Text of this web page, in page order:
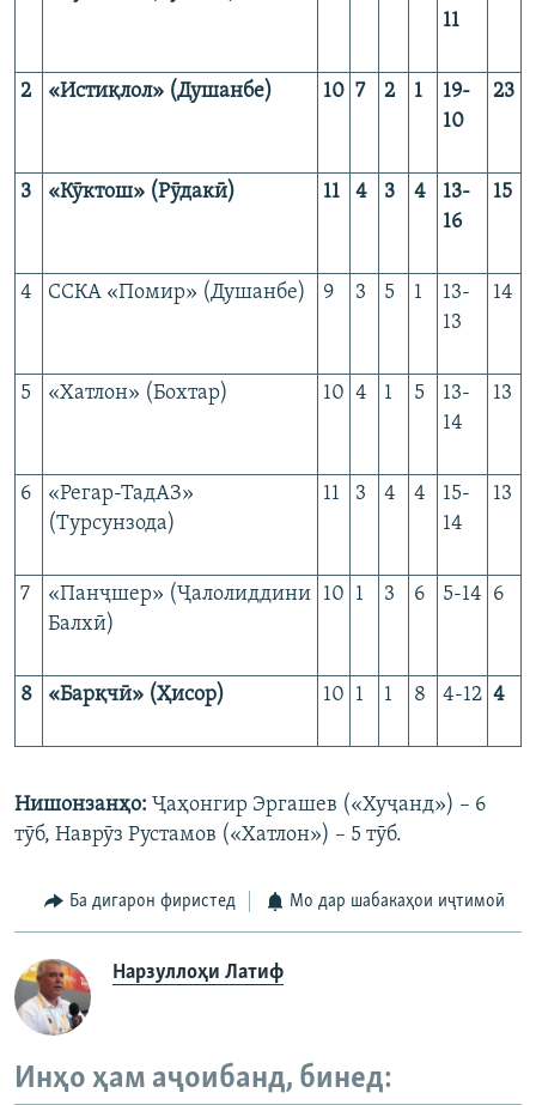
11
2 «Истиқлол» (Душанбе) 10 7 2 1
19-
10
23
3 «Кӯктош» (Рӯдакӣ) 11 4 3 4
13-
16
15
4 ССКА «Помир» (Душанбе) 9 3 5 1
13-
13
14
5 «Хатлон» (Бохтар) 10 4 1 5
13-
14
13
6
«Регар-ТадАЗ»
(Турсунзода)
11 3 4 4
15-
14
13
7
«Панҷшер» (Ҷалолиддини
Балхӣ)
10 1 3 6 5-14 6
8 «Барқчӣ» (Ҳисор) 10 1 1 8 4-12 4
Нишонзанҳо: Ҷаҳонгир Эргашев («Хуҷанд») – 6
тӯб, Наврӯз Рустамов («Хатлон») – 5 тӯб.
Ба дигарон фиристед Мо дар шабакаҳои иҷтимоӣ
Нарзуллоҳи Латиф
Инҳо ҳам аҷоибанд, бинед: